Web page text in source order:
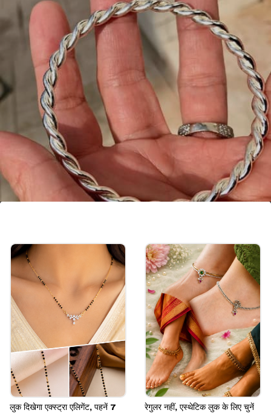
सिल्वर ट्विस्टेड कड़ा में पतला डिजाइन चुनें। सिंगल पीस भी हाथों
में अच्छा लगता है। आपको ऑक्सीडाइज लुक में कड़ा 500 रु के
अंदर मिल जाएगा।
Image credits: instagram
लुक दिखेगा एक्स्ट्रा एलिगेंट, पहनें 7
रेगुलर नहीं, एस्थेटिक लुक के लिए चुनें